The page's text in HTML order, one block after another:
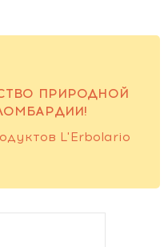
ПРИРОДНОЙ
L'Erbolario